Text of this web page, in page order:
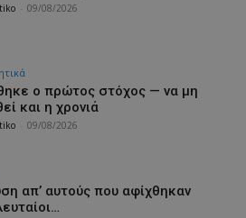
09/08/2026
ο πρώτος στόχος — να μη
και η χρονιά
09/08/2026
απ’ αυτούς που αφίχθηκαν